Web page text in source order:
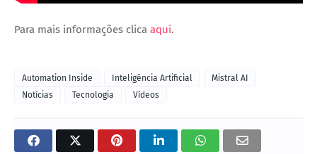
Para mais informações clica aqui.
Automation Inside Inteligência Artificial
Mistral AI
Notícias
Tecnologia Vídeos